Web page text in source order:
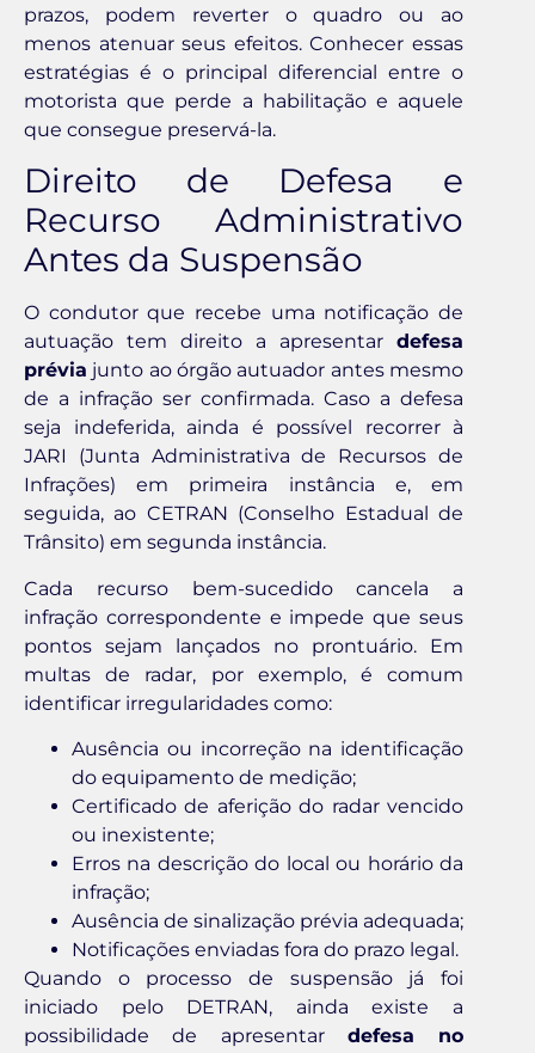
prazos, podem reverter o quadro ou ao
menos atenuar seus efeitos. Conhecer essas
estratégias é o principal diferencial entre o
motorista que perde a habilitação e aquele
que consegue preservá-la.
Direito de Defesa e
Recurso Administrativo
Antes da Suspensão
O condutor que recebe uma notificação de
autuação tem direito a apresentar defesa
prévia junto ao órgão autuador antes mesmo
de a infração ser confirmada. Caso a defesa
seja indeferida, ainda é possível recorrer à
JARI (Junta Administrativa de Recursos de
Infrações) em primeira instância e, em
seguida, ao CETRAN (Conselho Estadual de
Trânsito) em segunda instância.
Cada recurso bem-sucedido cancela a
infração correspondente e impede que seus
pontos sejam lançados no prontuário. Em
multas de radar, por exemplo, é comum
identificar irregularidades como:
Ausência ou incorreção na identificação
do equipamento de medição;
Certificado de aferição do radar vencido
ou inexistente;
Erros na descrição do local ou horário da
infração;
Ausência de sinalização prévia adequada;
Notificações enviadas fora do prazo legal.
Quando o processo de suspensão já foi
iniciado pelo DETRAN, ainda existe a
possibilidade de apresentar defesa no